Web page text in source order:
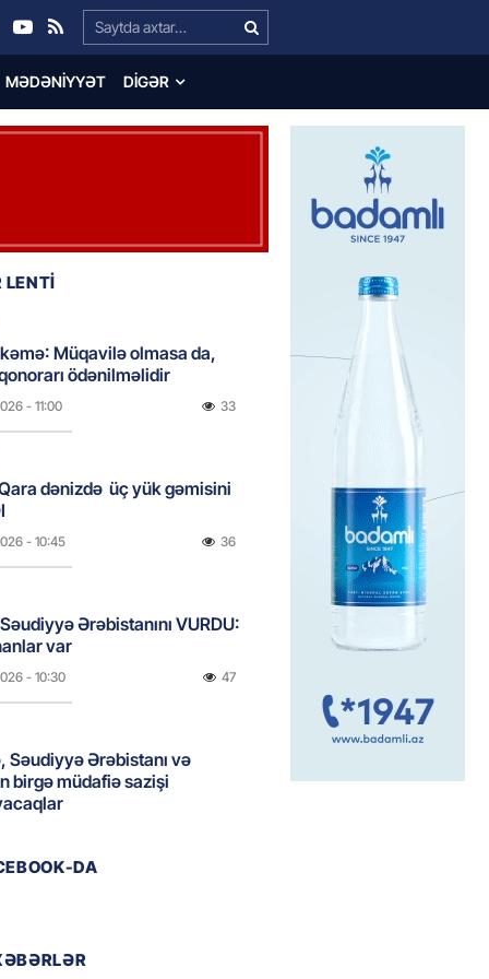
Search…
MƏDƏNIYYƏT DIGƏR
Müqavilə olmasa da,
ödənilməlidir
- 11:00 33
dənizdə üç yük gəmisini
- 10:45 36
Ərəbistanını VURDU:
var
- 10:30 47
Səudiyyə Ərəbistanı və
birgə müdafiə sazişi
- 10:00
DA